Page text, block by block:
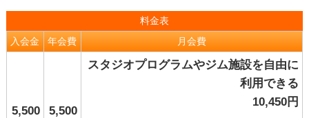
料金表
入会金
年会費 月会費
5,500
5,500
スタジオプログラムやジム施設を自由に
利用できる
10,450円